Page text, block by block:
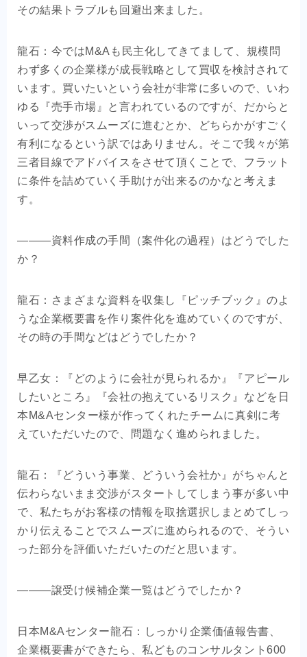
その結果トラブルも回避出来ました。
龍石：今ではM&Aも民主化してきてまして、規模問
わず多くの企業様が成長戦略として買収を検討されて
います。買いたいという会社が非常に多いので、いわ
ゆる『売手市場』と言われているのですが、だからと
いって交渉がスムーズに進むとか、どちらかがすごく
有利になるという訳ではありません。そこで我々が第
三者目線でアドバイスをさせて頂くことで、フラット
に条件を詰めていく手助けが出来るのかなと考えま
す。
―――資料作成の手間（案件化の過程）はどうでした
か？
龍石：さまざまな資料を収集し『ピッチブック』のよ
うな企業概要書を作り案件化を進めていくのですが、
その時の手間などはどうでしたか？
早乙女：『どのように会社が見られるか』『アピール
したいところ』『会社の抱えているリスク』などを日
本M&Aセンター様が作ってくれたチームに真剣に考
えていただいたので、問題なく進められました。
龍石：『どういう事業、どういう会社か』がちゃんと
伝わらないまま交渉がスタートしてしまう事が多い中
で、私たちがお客様の情報を取捨選択しまとめてしっ
かり伝えることでスムーズに進められるので、そうい
った部分を評価いただいたのだと思います。
―――譲受け候補企業一覧はどうでしたか？
日本M&Aセンター龍石：しっかり企業価値報告書、
企業概要書ができたら、私どものコンサルタント600